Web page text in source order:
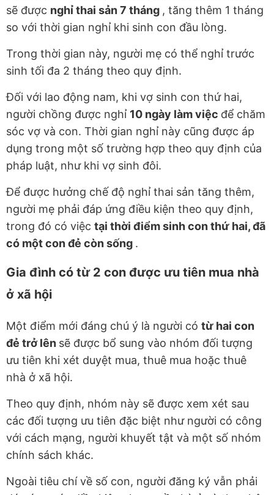
sẽ được nghỉ thai sản 7 tháng , tăng thêm 1 tháng
so với thời gian nghỉ khi sinh con đầu lòng.
Trong thời gian này, người mẹ có thể nghỉ trước
sinh tối đa 2 tháng theo quy định.
Đối với lao động nam, khi vợ sinh con thứ hai,
người chồng được nghỉ 10 ngày làm việc để chăm
sóc vợ và con. Thời gian nghỉ này cũng được áp
dụng trong một số trường hợp theo quy định của
pháp luật, như khi vợ sinh đôi.
Để được hưởng chế độ nghỉ thai sản tăng thêm,
người mẹ phải đáp ứng điều kiện theo quy định,
trong đó có việc tại thời điểm sinh con thứ hai, đã
có một con đẻ còn sống .
Gia đình có từ 2 con được ưu tiên mua nhà
ở xã hội
Một điểm mới đáng chú ý là người có từ hai con
đẻ trở lên sẽ được bổ sung vào nhóm đối tượng
ưu tiên khi xét duyệt mua, thuê mua hoặc thuê
nhà ở xã hội.
Theo quy định, nhóm này sẽ được xem xét sau
các đối tượng ưu tiên đặc biệt như người có công
với cách mạng, người khuyết tật và một số nhóm
chính sách khác.
Ngoài tiêu chí về số con, người đăng ký vẫn phải